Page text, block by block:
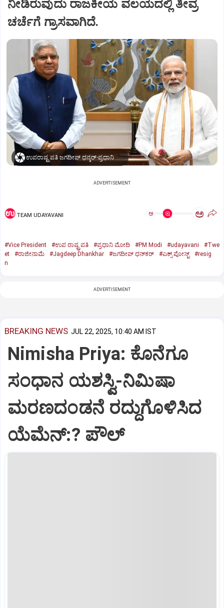
ನೀಡಿರುವುದು ರಾಜಕೀಯ ವಲಯದಲ್ಲಿ ತೀವ್ರ
ಚರ್ಚೆಗೆ ಗ್ರಾಸವಾಗಿದೆ.
ಉಪರಾಷ್ಟ್ರಪತಿ ಜಗದೀಪ್‌ ಧನ್ಕರ್-ಪ್ರಧಾನಿ ಮೋದಿ
ADVERTISEMENT
TEAM UDAYAVANI ಅ ಅ
#Vice President #ಉಪ ರಾಷ್ಟ್ರಪತಿ #ಪ್ರಧಾನಿ ಮೋದಿ #PM Modi #udayavani
#Twe
et
#ರಾಜೀನಾಮೆ #Jagdeep Dhankhar #ಜಗದೀಪ್‌ ಧನ್‌ಕರ್‌ #ಎಕ್ಸ್‌ ಪೋಸ್ಟ್
#resig
n
ADVERTISEMENT
BREAKING NEWS JUL 22, 2025, 10:40 AM IST
Nimisha Priya: ಕೊನೆಗೂ
ಸಂಧಾನ ಯಶಸ್ವಿ-ನಿಮಿಷಾ
ಮರಣದಂಡನೆ ರದ್ದುಗೊಳಿಸಿದ
ಯೆಮೆನ್:? ಪೌಲ್